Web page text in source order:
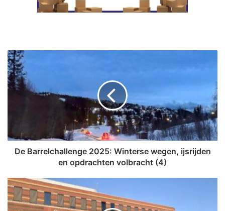
D
e
B
a
c
l
e
n
De Barrelchallenge 2025: Winterse wegen, ijsrijden
en opdrachten volbracht (4)
U
P
D